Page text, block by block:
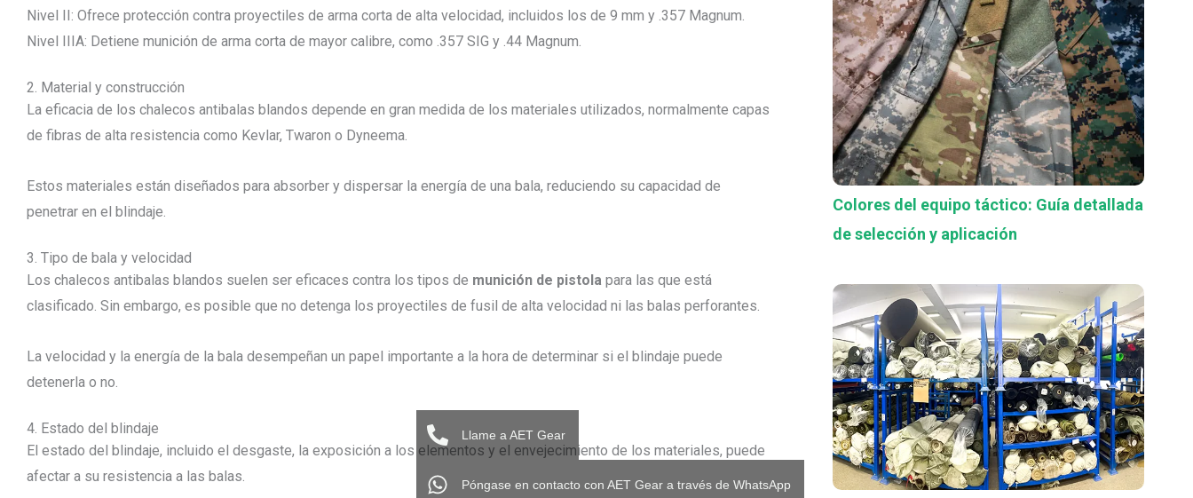
Nivel II: Ofrece protección contra proyectiles de arma corta de alta velocidad, incluidos los de 9 mm y .357 Magnum.
Nivel IIIA: Detiene munición de arma corta de mayor calibre, como .357 SIG y .44 Magnum.
2. Material y construcción
La eficacia de los chalecos antibalas blandos depende en gran medida de los materiales utilizados, normalmente capas
de fibras de alta resistencia como Kevlar, Twaron o Dyneema.
Estos materiales están diseñados para absorber y dispersar la energía de una bala, reduciendo su capacidad de
penetrar en el blindaje.
3. Tipo de bala y velocidad
Los chalecos antibalas blandos suelen ser eficaces contra los tipos de munición de pistola para las que está
clasificado. Sin embargo, es posible que no detenga los proyectiles de fusil de alta velocidad ni las balas perforantes.
La velocidad y la energía de la bala desempeñan un papel importante a la hora de determinar si el blindaje puede
detenerla o no.
4. Estado del blindaje
El estado del blindaje, incluido el desgaste, la exposición a los elementos y el envejecimiento de los materiales, puede
afectar a su resistencia a las balas.
Colores del equipo táctico: Guía detallada
de selección y aplicación
Llame a AET Gear
Póngase en contacto con AET Gear a través de WhatsApp